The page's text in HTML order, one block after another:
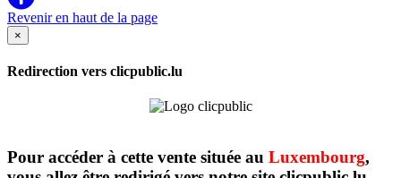
Revenir en haut de la page
×
Redirection vers clicpublic.lu
Pour accéder à cette vente située au Luxembourg,